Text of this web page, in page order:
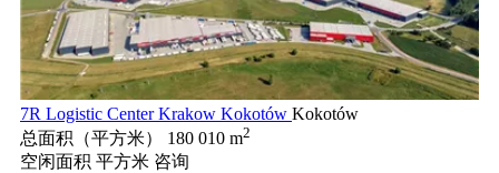
7R Logistic Center Krakow Kokotów Kokotów
总面积（平方米）
180 010 m2
空闲面积 平方米 咨询